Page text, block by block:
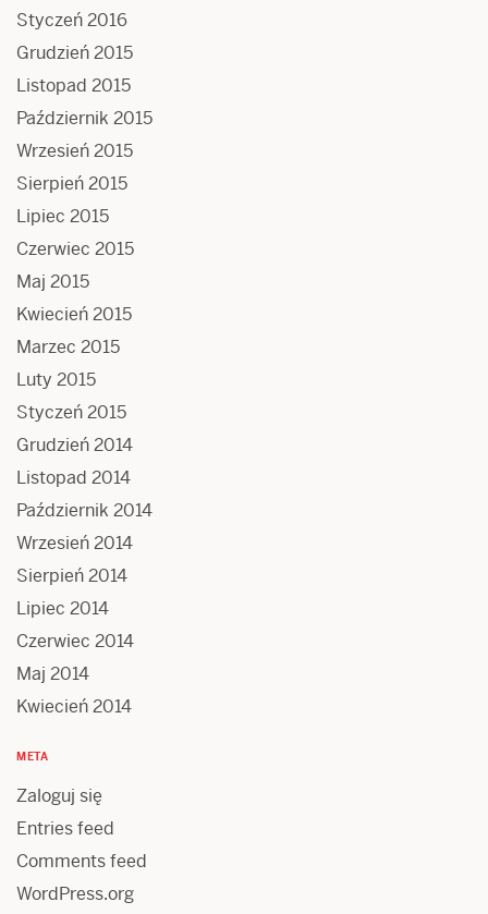
Styczeń 2016
Grudzień 2015
Listopad 2015
Październik 2015
Wrzesień 2015
Sierpień 2015
Lipiec 2015
Czerwiec 2015
Maj 2015
Kwiecień 2015
Marzec 2015
Luty 2015
Styczeń 2015
Grudzień 2014
Listopad 2014
Październik 2014
Wrzesień 2014
Sierpień 2014
Lipiec 2014
Czerwiec 2014
Maj 2014
Kwiecień 2014
META
Zaloguj się
Entries feed
Comments feed
WordPress.org